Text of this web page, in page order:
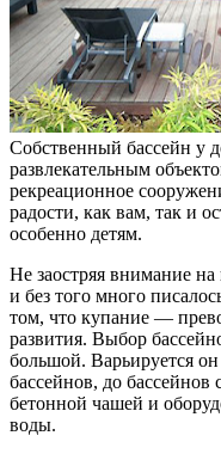
Собственный бассейн у
развлекательным
рекреационное
радости, как вам, так и
особенно детям.
Не заостряя внимание
и без того много
том, что купание —
развития. Выбор
большой. Варьируется
бассейнов, до
бетонной чашей и
воды.